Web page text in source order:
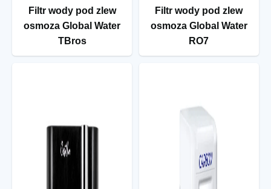
Filtr wody pod zlew
osmoza Global Water
TBros
Filtr wody pod zlew
osmoza Global Water
RO7